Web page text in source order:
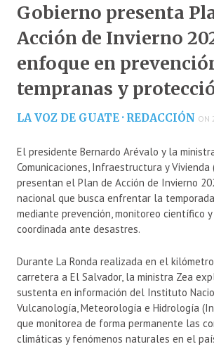
Gobierno presenta
Acción de Invierno
enfoque en
tempranas y
LA VOZ DE GUATE · REDACCIÓN ON
El presidente Bernardo Arévalo y la
Comunicaciones, Infraestructura y Vivienda
presentan el Plan de Acción de Invierno
nacional que busca enfrentar la
mediante prevención, monitoreo científico
coordinada ante desastres.
Durante La Ronda realizada en el
carretera a El Salvador, la ministra Zea
sustenta en información del Instituto
Vulcanología, Meteorología e Hidrología (
que monitorea de forma permanente las
climáticas y fenómenos naturales en el